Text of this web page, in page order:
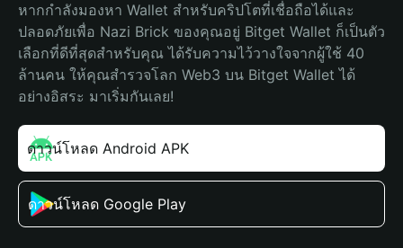
หากกำลังมองหา Wallet สำหรับคริปโตที่เชื่อถือได้และ
ปลอดภัยเพื่อ Nazi Brick ของคุณอยู่ Bitget Wallet ก็เป็นตัว
เลือกที่ดีที่สุดสำหรับคุณ ได้รับความไว้วางใจจากผู้ใช้ 40
ล้านคน ให้คุณสำรวจโลก Web3 บน Bitget Wallet ได้
อย่างอิสระ มาเริ่มกันเลย!
ดาวน์โหลด Android APK
ดาวน์โหลด Google Play